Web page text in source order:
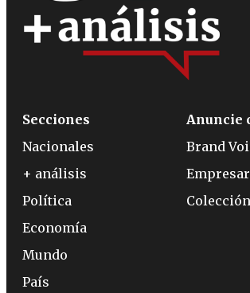
Secciones
Nacionales
+ análisis
Política
Economía
Mundo
País
Anuncie
Brand